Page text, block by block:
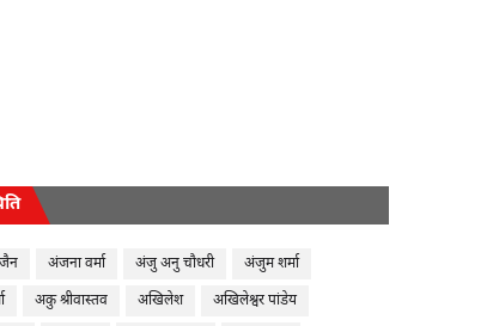
अंजना वर्मा अंजु अनु चौधरी
अंजुम शर्मा
अकु श्रीवास्तव अखिलेश
अखिलेश्वर पांडेय